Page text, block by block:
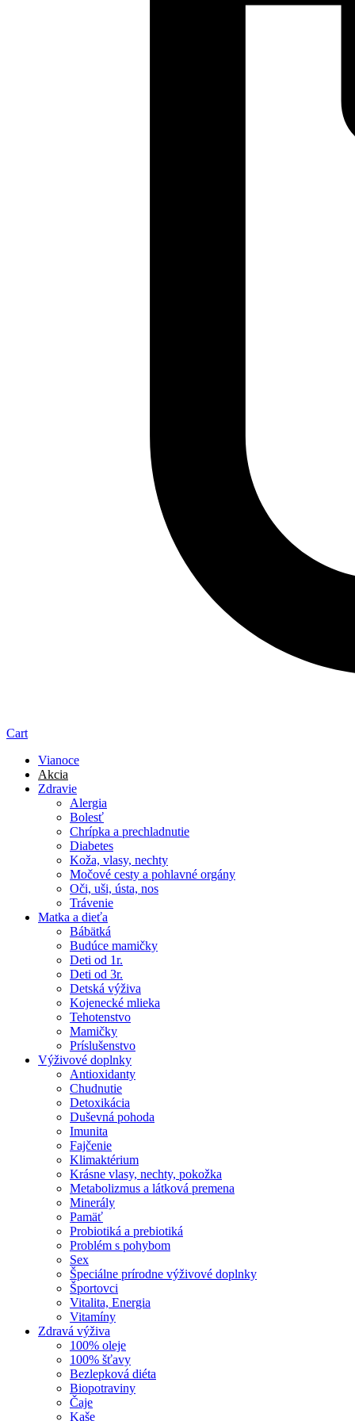
Cart
Vianoce
Akcia
Zdravie
Alergia
Bolesť
Chrípka a prechladnutie
Diabetes
Koža, vlasy, nechty
Močové cesty a pohlavné orgány
Oči, uši, ústa, nos
Trávenie
Matka a dieťa
Bábätká
Budúce mamičky
Deti od 1r.
Deti od 3r.
Detská výživa
Kojenecké mlieka
Tehotenstvo
Mamičky
Príslušenstvo
Výživové doplnky
Antioxidanty
Chudnutie
Detoxikácia
Duševná pohoda
Imunita
Fajčenie
Klimaktérium
Krásne vlasy, nechty, pokožka
Metabolizmus a látková premena
Minerály
Pamäť
Probiotiká a prebiotiká
Problém s pohybom
Sex
Špeciálne prírodne výživové doplnky
Športovci
Vitalita, Energia
Vitamíny
Zdravá výživa
100% oleje
100% šťavy
Bezlepková diéta
Biopotraviny
Čaje
Kaše